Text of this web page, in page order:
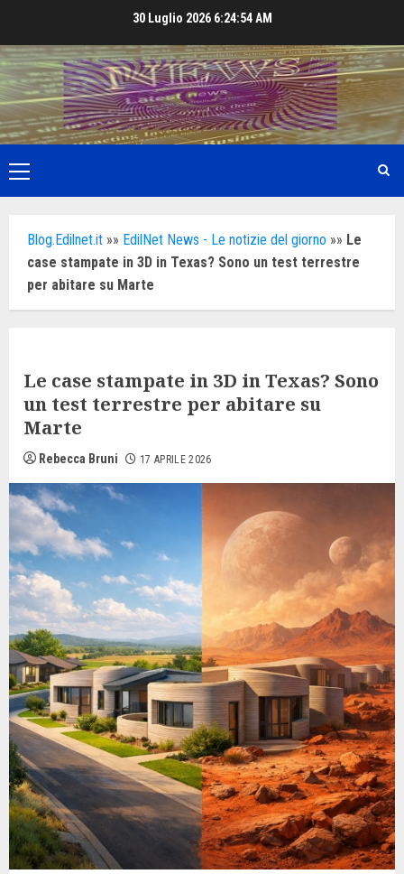
content
30 Luglio 2026 6:24:56 AM
Primary
Menu
Blog.Edilnet.it »» EdilNet News - Le notizie del giorno »» Le
case stampate in 3D in Texas? Sono un test terrestre
per abitare su Marte
Le case stampate in 3D in Texas? Sono
un test terrestre per abitare su
Marte
Rebecca Bruni 17 APRILE 2026